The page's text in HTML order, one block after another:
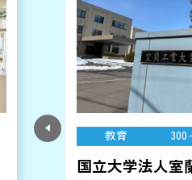
教育 300
国立大学法人室